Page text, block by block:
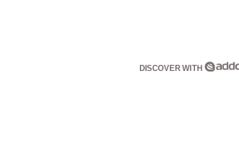
DISCOVER WITH